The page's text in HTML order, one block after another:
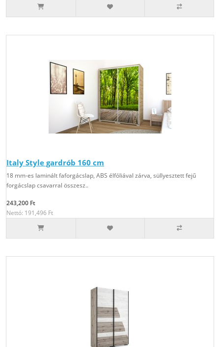
Italy Style gardrób 160 cm
18 mm-es laminált faforgácslap, ABS élfóliával zárva, süllyesztett fejű
forgácslap csavarral összesz..
243,200 Ft
Nettó: 191,496 Ft